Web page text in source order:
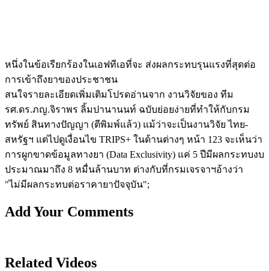
หนึ่งในข้อเรียกร้องในเอฟทีเอที่จะ ส่งผลกระทบรุนแรงที่สุดต่อ
การเข้าถึงยาของ­­ประชาชน
สนใจรายละเอียดเพิ่มเติมโปรดอ่านจาก งานวิจัยของ ทีม
รศ.ดร.ภญ.จิราพร ลิ้มปานานนท์ ฉบับย่อยง่ายที่ทำให้กับกรม
ทรัพย์ สินทางปัญญา (ตีพิมพ์แล้ว) แม้ว่าจะเป็นงานวิจัย ไทย-
สหรัฐฯ แต่ไปดูเงื่อนไข TRIPS+ ในด้านต่างๆ หน้า 123 จะเห็นว่า
การผูกขาดข้อมูลทางยา (Data Exclusivity) แค่ 5 ปีมีผลกระทบงบ
ประมาณมาถึง 8 หมื่นล้านบาท ต่างกับที่กรมเจรจาฯอ้างว่า
"ไม่มีผลกระทบต่อราคายาปัจจุบัน"­;
Add Your Comments
Related Videos